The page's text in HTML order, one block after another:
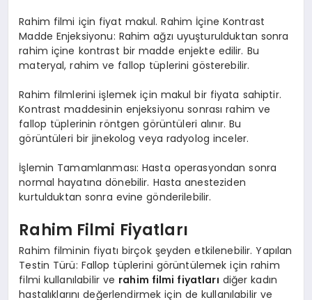
Rahim filmi için fiyat makul. Rahim İçine Kontrast
Madde Enjeksiyonu: Rahim ağzı uyuşturulduktan sonra
rahim içine kontrast bir madde enjekte edilir. Bu
materyal, rahim ve fallop tüplerini gösterebilir.
Rahim filmlerini işlemek için makul bir fiyata sahiptir.
Kontrast maddesinin enjeksiyonu sonrası rahim ve
fallop tüplerinin röntgen görüntüleri alınır. Bu
görüntüleri bir jinekolog veya radyolog inceler.
İşlemin Tamamlanması: Hasta operasyondan sonra
normal hayatına dönebilir. Hasta anesteziden
kurtulduktan sonra evine gönderilebilir.
Rahim Filmi Fiyatları
Rahim filminin fiyatı birçok şeyden etkilenebilir. Yapılan
Testin Türü: Fallop tüplerini görüntülemek için rahim
filmi kullanılabilir ve rahim filmi fiyatları diğer kadın
hastalıklarını değerlendirmek için de kullanılabilir ve